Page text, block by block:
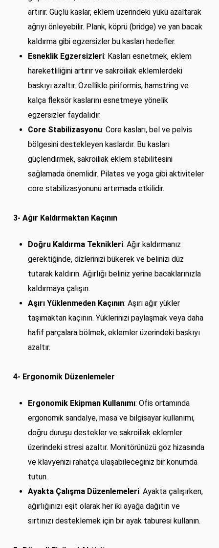
artırır. Güçlü kaslar, eklem üzerindeki yükü azaltarak
ağrıyı önleyebilir. Plank, köprü (bridge) ve yan bacak
kaldırma gibi egzersizler bu kasları hedefler.
Esneklik Egzersizleri: Kasları esnetmek, eklem
hareketliliğini artırır ve sakroiliak eklemlerdeki
baskıyı azaltır. Özellikle piriformis, hamstring ve
kalça fleksör kaslarını esnetmeye yönelik
egzersizler faydalıdır.
Core Stabilizasyonu: Core kasları, bel ve pelvis
bölgesini destekleyen kaslardır. Bu kasları
güçlendirmek, sakroiliak eklem stabilitesini
sağlamada önemlidir. Pilates ve yoga gibi aktiviteler
core stabilizasyonunu artırmada etkilidir.
3- Ağır Kaldırmaktan Kaçının
Doğru Kaldırma Teknikleri: Ağır kaldırmanız
gerektiğinde, dizlerinizi bükerek ve belinizi düz
tutarak kaldırın. Ağırlığı beliniz yerine bacaklarınızla
kaldırmaya çalışın.
Aşırı Yüklenmeden Kaçının: Aşırı ağır yükler
taşımaktan kaçının. Yüklerinizi paylaşmak veya daha
hafif parçalara bölmek, eklemler üzerindeki baskıyı
azaltır.
4- Ergonomik Düzenlemeler
Ergonomik Ekipman Kullanımı: Ofis ortamında
ergonomik sandalye, masa ve bilgisayar kullanımı,
doğru duruşu destekler ve sakroiliak eklemler
üzerindeki stresi azaltır. Monitörünüzü göz hizasında
ve klavyenizi rahatça ulaşabileceğiniz bir konumda
tutun.
Ayakta Çalışma Düzenlemeleri: Ayakta çalışırken,
ağırlığınızı eşit olarak her iki ayağa dağıtın ve
sırtınızı desteklemek için bir ayak taburesi kullanın.